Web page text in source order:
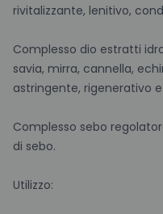
rivitalizzante, lenitivo,
Complesso dio estratti
savia, mirra, cannella,
astringente, rigenerativo
Complesso sebo
di sebo.
Utilizzo: